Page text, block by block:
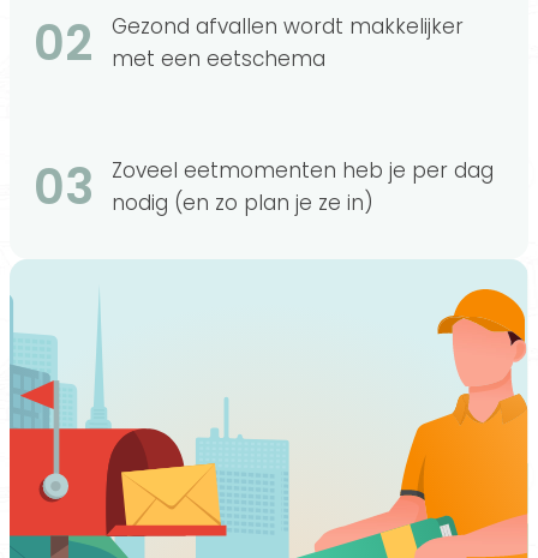
02
Gezond afvallen wordt makkelijker
met een eetschema
03
Zoveel eetmomenten heb je per dag
nodig (en zo plan je ze in)